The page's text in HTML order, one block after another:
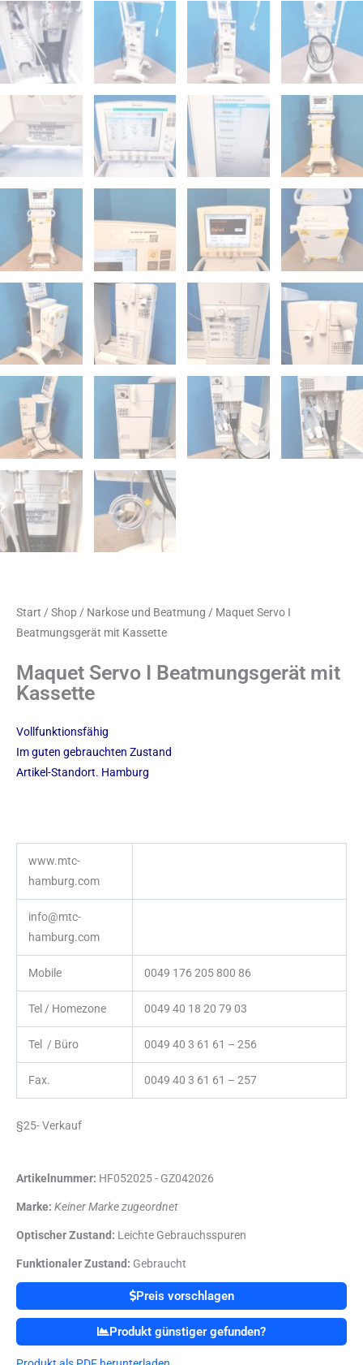
Start / Shop / Narkose und Beatmung / Maquet Servo I
Beatmungsgerät mit Kassette
Maquet Servo I Beatmungsgerät mit
Kassette
Vollfunktionsfähig
Im guten gebrauchten Zustand
Artikel-Standort. Hamburg
www.mtc-
hamburg.com
info@mtc-
hamburg.com
Mobile 0049 176 205 800 86
Tel / Homezone 0049 40 18 20 79 03
Tel / Büro 0049 40 3 61 61 – 256
Fax. 0049 40 3 61 61 – 257
§25- Verkauf
Artikelnummer: HF052025 - GZ042026
Marke: Keiner Marke zugeordnet
Optischer Zustand: Leichte Gebrauchsspuren
Funktionaler Zustand: Gebraucht
Preis vorschlagen
Produkt günstiger gefunden?